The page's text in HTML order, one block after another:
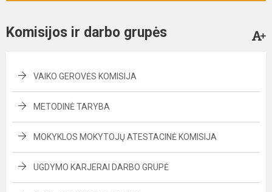
Komisijos ir darbo grupės
VAIKO GEROVĖS KOMISIJA
METODINĖ TARYBA
MOKYKLOS MOKYTOJŲ ATESTACINĖ KOMISIJA
UGDYMO KARJERAI DARBO GRUPĖ